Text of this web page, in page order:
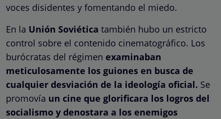
voces disidentes y fomentando el miedo.
En la Unión Soviética también hubo un estricto
control sobre el contenido cinematográfico. Los
burócratas del régimen examinaban
meticulosamente los guiones en busca de
cualquier desviación de la ideología oficial. Se
promovía un cine que glorificara los logros del
socialismo y denostara a los enemigos